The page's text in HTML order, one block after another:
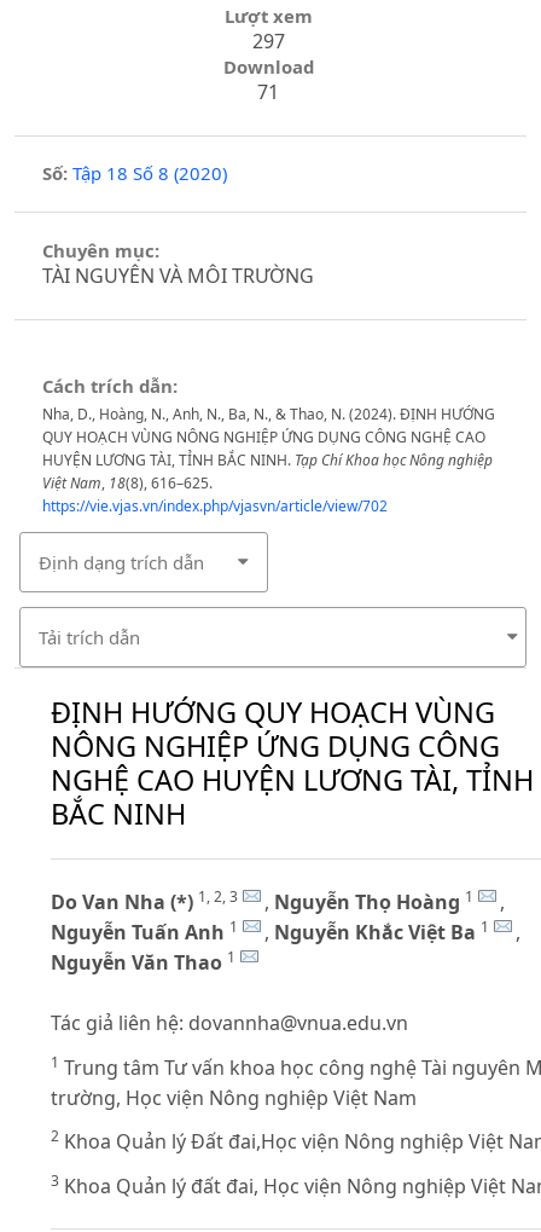
Lượt xem
297
Download
71
Số: Tập 18 Số 8 (2020)
Chuyên mục:
TÀI NGUYÊN VÀ MÔI TRƯỜNG
Cách trích dẫn:
Nha, D., Hoàng, N., Anh, N., Ba, N., & Thao, N. (2024). ĐỊNH HƯỚNG
QUY HOẠCH VÙNG NÔNG NGHIỆP ỨNG DỤNG CÔNG NGHỆ CAO
HUYỆN LƯƠNG TÀI, TỈNH BẮC NINH. Tạp Chí Khoa học Nông nghiệp
Việt Nam, 18(8), 616–625.
https://vie.vjas.vn/index.php/vjasvn/article/view/702
Định dạng trích dẫn
Tải trích dẫn
ĐỊNH HƯỚNG QUY HOẠCH VÙNG
NÔNG NGHIỆP ỨNG DỤNG CÔNG
NGHỆ CAO HUYỆN LƯƠNG TÀI, TỈNH
BẮC NINH
Do Van Nha (*) 1, 2, 3 , Nguyễn Thọ Hoàng 1
,
Nguyễn Tuấn Anh 1 , Nguyễn Khắc Việt Ba 1
,
Nguyễn Văn Thao 1
Tác giả liên hệ: dovannha@vnua.edu.vn
1 Trung tâm Tư vấn khoa học công nghệ Tài nguyên
trường, Học viện Nông nghiệp Việt Nam
2 Khoa Quản lý Đất đai,Học viện Nông nghiệp Việt
3 Khoa Quản lý đất đai, Học viện Nông nghiệp Việt